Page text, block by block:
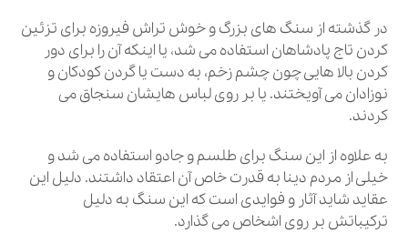
در گذشته از سنگ های بزرگ و خوش تراش فیروزه برای تزئین
کردن تاج پادشاهان استفاده می شد، یا اینکه آن را برای دور
کردن بالا هایی چون چشم زخم، به دست یا گردن کودکان و
نوزادان می آویختند. یا بر روی لباس هایشان سنجاق می
کردند.
به علاوه از این سنگ برای طلسم و جادو استفاده می شد و
خیلی از مردم دینا به قدرت خاص آن اعتقاد داشتند. دلیل این
عقاید شاید آثار و فوایدی است که این سنگ به دلیل
ترکیباتش بر روی اشخاص می گذارد.